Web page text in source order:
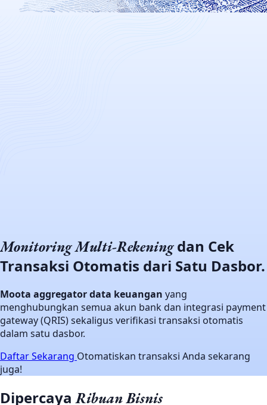
MonitoringMulti-Rekeningdan Cek
Transaksi Otomatis dari Satu Dasbor.
Moota aggregator data keuangan yang
menghubungkan semua akun bank dan integrasi payment
gateway (QRIS) sekaligus verifikasi transaksi otomatis
dalam satu dasbor.
Daftar Sekarang Otomatiskan transaksi Anda sekarang
juga!
Dipercaya Ribuan Bisnis